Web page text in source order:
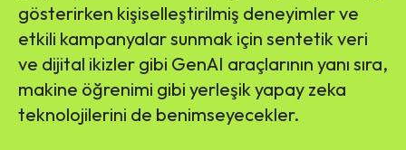
gösterirken kişiselleştirilmiş deneyimler ve
etkili kampanyalar sunmak için sentetik veri
ve dijital ikizler gibi GenAI araçlarının yanı sıra,
makine öğrenimi gibi yerleşik yapay zeka
teknolojilerini de benimseyecekler.